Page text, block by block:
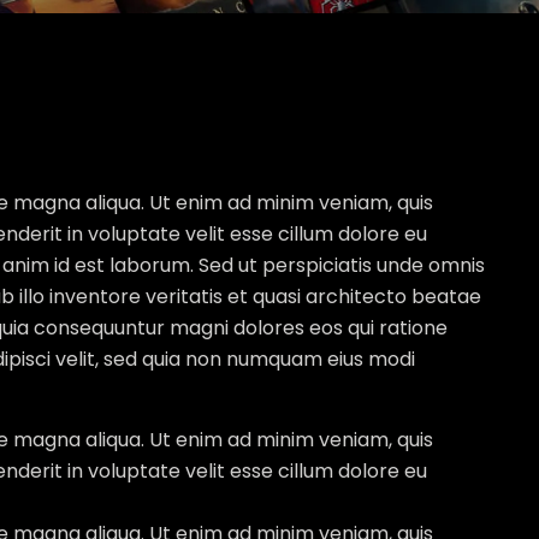
aliqua. Ut enim ad minim veniam, quis
in voluptate velit esse cillum dolore eu
id est laborum. Sed ut perspiciatis unde omnis
illo inventore veritatis et quasi architecto beatae
consequuntur magni dolores eos qui ratione
velit, sed quia non numquam eius modi
aliqua. Ut enim ad minim veniam, quis
in voluptate velit esse cillum dolore eu